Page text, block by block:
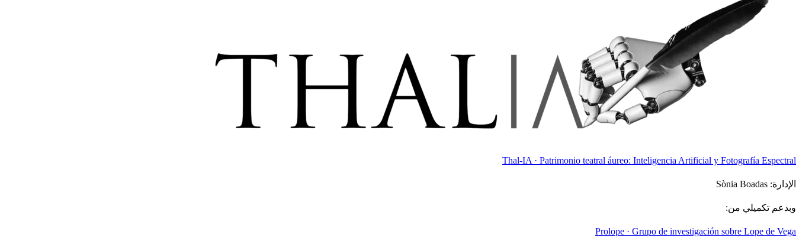
Thal-IA · Patrimonio teatral áureo: Inteligencia Artificial y Fotografía Espectral
الإدارة: Sònia Boadas
وبدعم تكميلي من:
Prolope · Grupo de investigación sobre Lope de Vega